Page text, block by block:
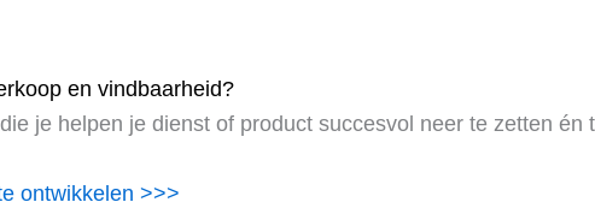
en vindbaarheid?
je helpen je dienst of product succesvol neer te zetten én
ontwikkelen >>>